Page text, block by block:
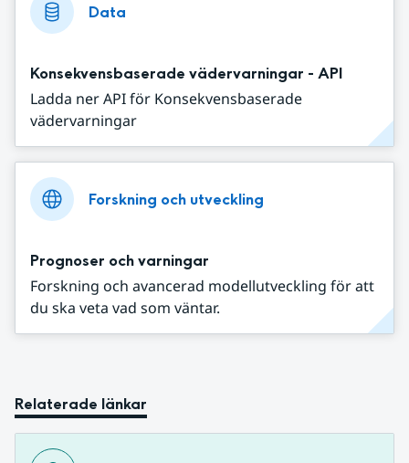
Data
Konsekvensbaserade vädervarningar - API
Ladda ner API för Konsekvensbaserade
vädervarningar
Forskning och utveckling
Prognoser och varningar
Forskning och avancerad modellutveckling för att
du ska veta vad som väntar.
Relaterade länkar